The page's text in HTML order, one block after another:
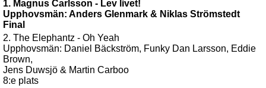
1. Magnus Carlsson - Lev livet!
Upphovsmän: Anders Glenmark & Niklas Strömstedt
Final
2. The Elephantz - Oh Yeah
Upphovsmän: Daniel Bäckström, Funky Dan Larsson, Eddie
Brown,
Jens Duwsjö & Martin Carboo
8:e plats